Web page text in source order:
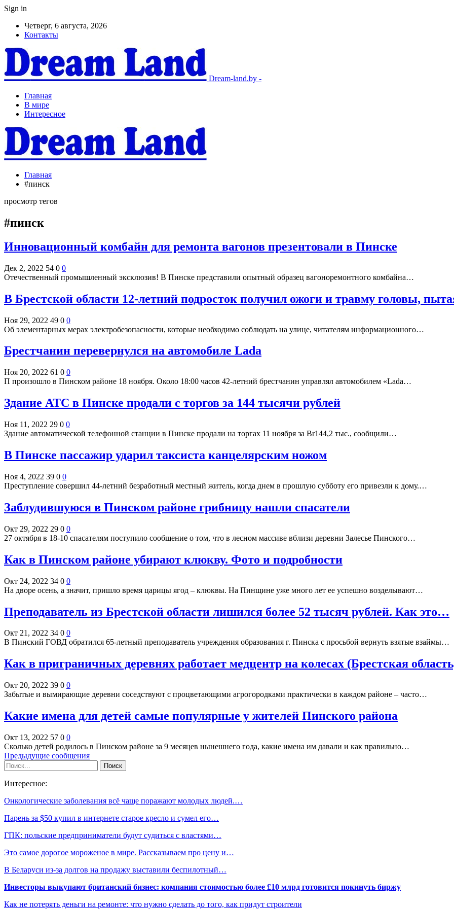
Sign in
Четверг, 6 августа, 2026
Контакты
Dream-land.by -
Главная
В мире
Интересное
Главная
#пинск
просмотр тегов
#пинск
Инновационный комбайн для ремонта вагонов презентовали в Пинске
Дек 2, 2022 54 0 0
Отечественный промышленный эксклюзив! В Пинске представили опытный образец вагоноремонтного комбайна…
В Брестской области 12-летний подросток получил ожоги и травму головы,
Ноя 29, 2022 49 0 0
Об элементарных мерах электробезопасности, которые необходимо соблюдать на улице, читателям информационного…
Брестчанин перевернулся на автомобиле Lada
Ноя 20, 2022 61 0 0
П произошло в Пинском районе 18 ноября. Около 18:00 часов 42-летний брестчанин управлял автомобилем «Lada…
Здание АТС в Пинске продали с торгов за 144 тысячи рублей
Ноя 11, 2022 29 0 0
Здание автоматической телефонной станции в Пинске продали на торгах 11 ноября за Br144,2 тыс., сообщили…
В Пинске пассажир ударил таксиста канцелярским ножом
Ноя 4, 2022 39 0 0
Преступление совершил 44-летний безработный местный житель, когда днем в прошлую субботу его привезли к дому.…
Заблудившуюся в Пинском районе грибницу нашли спасатели
Окт 29, 2022 29 0 0
27 октября в 18-10 спасателям поступило сообщение о том, что в лесном массиве вблизи деревни Залесье Пинского…
Как в Пинском районе убирают клюкву. Фото и подробности
Окт 24, 2022 34 0 0
На дворе осень, а значит, пришло время царицы ягод – клюквы. На Пинщине уже много лет ее успешно возделывают…
Преподаватель из Брестской области лишился более 52 тысяч рублей. Как это…
Окт 21, 2022 34 0 0
В Пинский ГОВД обратился 65-летный преподаватель учреждения образования г. Пинска с просьбой вернуть взятые взаймы…
Как в приграничных деревнях работает медцентр на колесах (Брестская
Окт 20, 2022 39 0 0
Забытые и вымирающие деревни соседствуют с процветающими агрогородками практически в каждом районе – часто…
Какие имена для детей самые популярные у жителей Пинского района
Окт 13, 2022 57 0 0
Сколько детей родилось в Пинском районе за 9 месяцев нынешнего года, какие имена им давали и как правильно…
Предыдущие сообщения
Интересное:
Онкологические заболевания всё чаще поражают молодых людей.…
Парень за $50 купил в интернете старое кресло и сумел его…
ГПК: польские предприниматели будут судиться с властями…
Это самое дорогое мороженое в мире. Рассказываем про цену и…
В Беларуси из-за долгов на продажу выставили беспилотный…
Инвесторы выкупают британский бизнес: компания стоимостью более £10 млрд готовится покинуть биржу
Как не потерять деньги на ремонте: что нужно сделать до того, как придут строители